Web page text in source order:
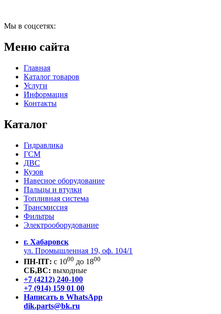
Мы в соцсетях:
Меню сайта
Главная
Каталог товаров
Услуги
Информация
Контакты
Каталог
Гидравлика
ГСМ
ДВС
Кузов
Навесное оборудование
Пальцы и втулки
Топливная система
Трансмиссия
Фильтры
Электрооборудование
г. Хабаровск
ул. Промышленная 19, оф. 104/1
ПН-ПТ: c 1000 до 1800
СБ,ВС: выходные
+7 (4212) 240-100
+7 (914) 159 01 00
Написать в WhatsApp
dik.parts@bk.ru